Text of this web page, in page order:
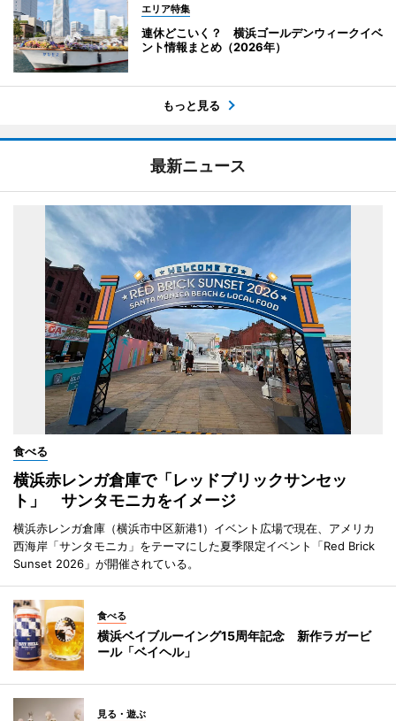
エリア特集
連休どこいく？ 横浜ゴールデンウィークイベ
ント情報まとめ（2026年）
もっと見る
最新ニュース
食べる
横浜赤レンガ倉庫で「レッドブリックサンセッ
ト」 サンタモニカをイメージ
横浜赤レンガ倉庫（横浜市中区新港1）イベント広場で現在、アメリカ
西海岸「サンタモニカ」をテーマにした夏季限定イベント「Red Brick
Sunset 2026」が開催されている。
食べる
横浜ベイブルーイング15周年記念 新作ラガービ
ール「ベイヘル」
見る・遊ぶ